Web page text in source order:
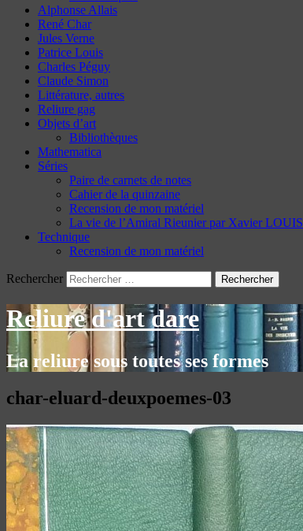
Alphonse Allais
René Char
Jules Verne
Patrice Louis
Charles Péguy
Claude Simon
Littérature, autres
Reliure gag
Objets d’art
Bibliothèques
Mathematica
Séries
Paire de carnets de notes
Cahier de la quinzaine
Recension de mon matériel
La vie de l’Amiral Rieunier par Xavier LOUIS
Technique
Recension de mon matériel
Rechercher
Reliure d'art dare
La reliure sous toutes ses formes
char-eluard-deuxpoemes-03